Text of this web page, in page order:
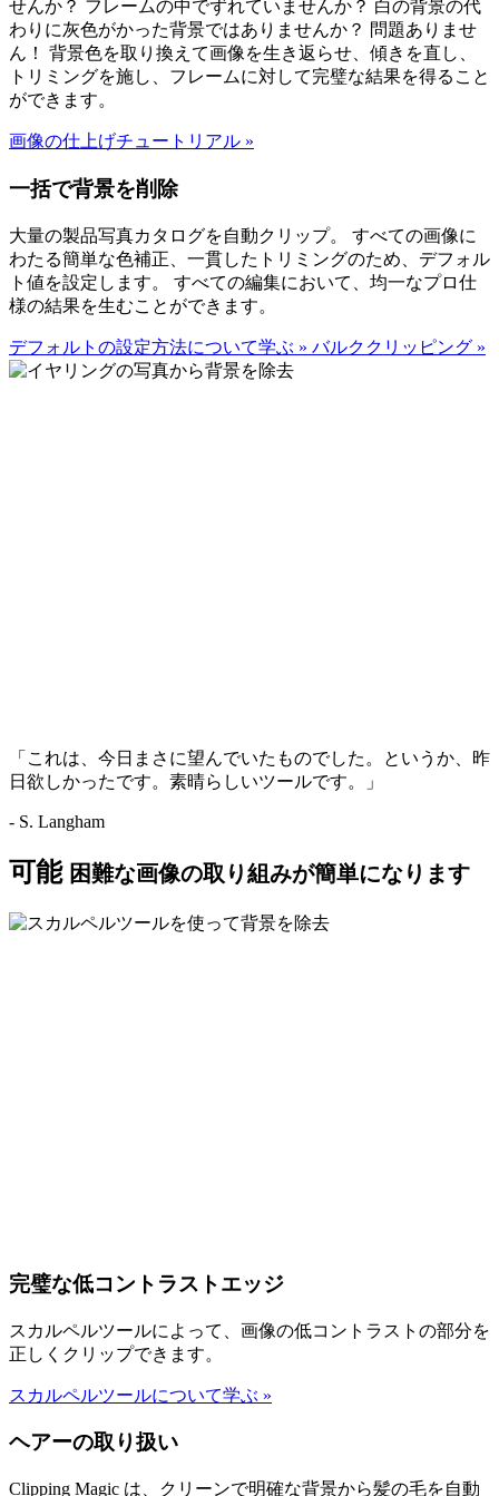
せんか？ フレームの中でずれていませんか？ 白の背景の代
わりに灰色がかった背景ではありませんか？ 問題ありませ
ん！ 背景色を取り換えて画像を生き返らせ、傾きを直し、
トリミングを施し、フレームに対して完璧な結果を得ること
ができます。
画像の仕上げチュートリアル »
一括で背景を削除
大量の製品写真カタログを自動クリップ。 すべての画像に
わたる簡単な色補正、一貫したトリミングのため、デフォル
ト値を設定します。 すべての編集において、均一なプロ仕
様の結果を生むことができます。
デフォルトの設定方法について学ぶ » バルククリッピング »
「これは、今日まさに望んでいたものでした。というか、昨
日欲しかったです。素晴らしいツールです。」
- S. Langham
可能 困難な画像の取り組みが簡単になります
完璧な低コントラストエッジ
スカルペルツールによって、画像の低コントラストの部分を
正しくクリップできます。
スカルペルツールについて学ぶ »
ヘアーの取り扱い
Clipping Magic は、クリーンで明確な背景から髪の毛を自動